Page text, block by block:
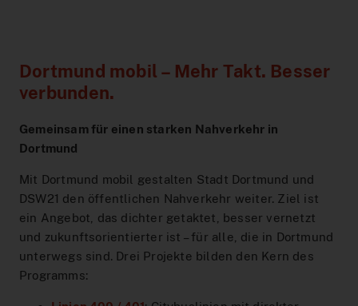
Barrierefreiheit
AnrufSammelTaxi
Führerscheinaktion
Netzplan zum Einbinden
Downloads
Karriere
Blog
Leichte Sprache
Interaktiver Liniennetzplan
Zum Ticketshop
Dortmund mobil – Mehr Takt. Besser
verbunden.
Gemeinsam für einen starken Nahverkehr in
Dortmund
Mit Dortmund mobil gestalten Stadt Dortmund und
DSW21 den öffentlichen Nahverkehr weiter. Ziel ist
ein Angebot, das dichter getaktet, besser vernetzt
und zukunftsorientierter ist – für alle, die in Dortmund
unterwegs sind. Drei Projekte bilden den Kern des
Programms: